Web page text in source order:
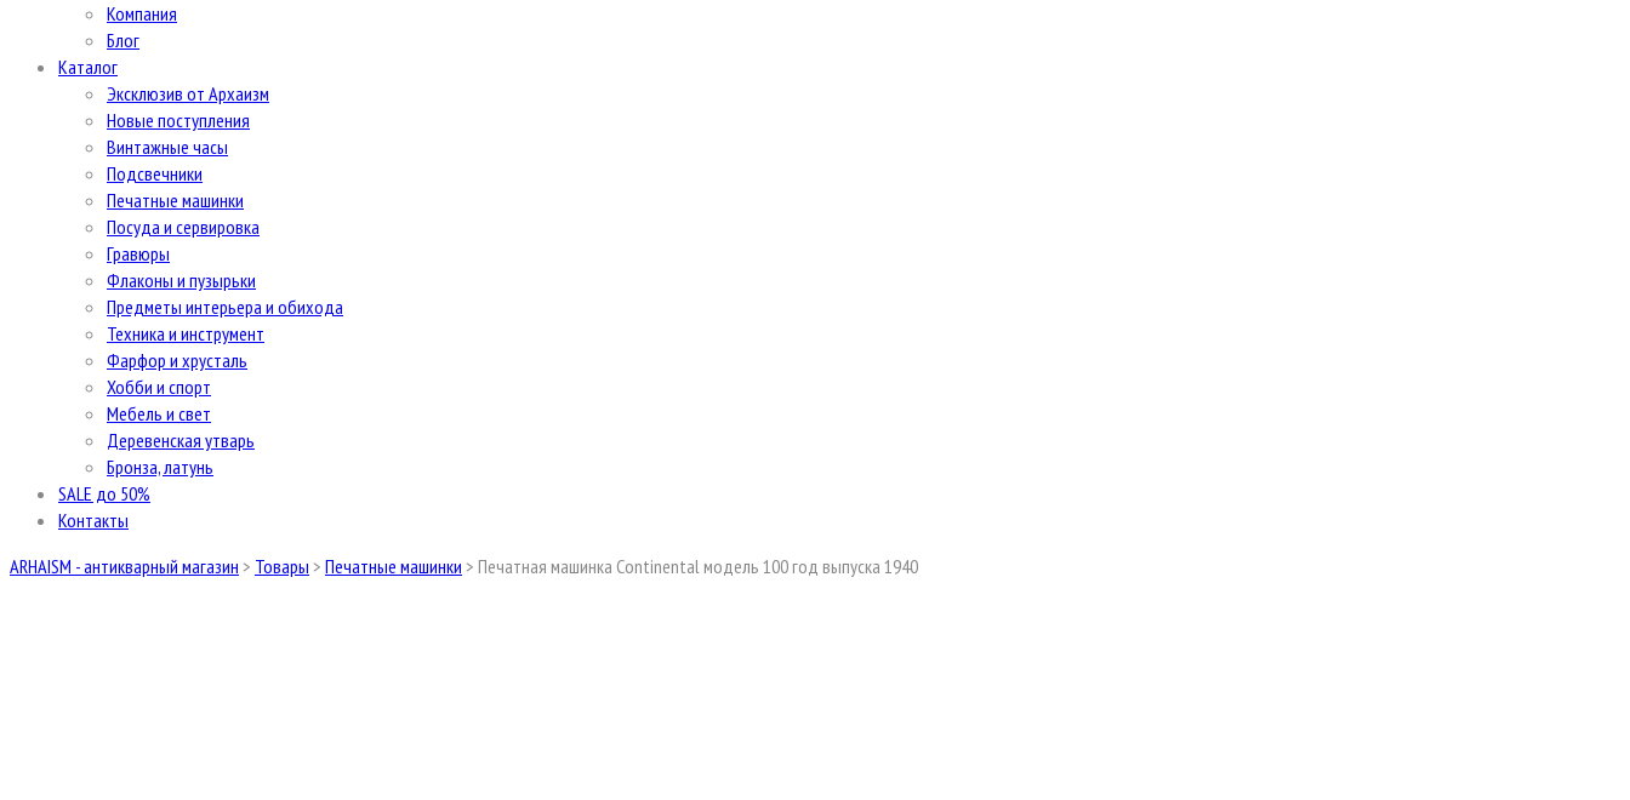
Компания
Блог
Каталог
Эксклюзив от Архаизм
Новые поступления
Винтажные часы
Подсвечники
Печатные машинки
Посуда и сервировка
Гравюры
Флаконы и пузырьки
Предметы интерьера и обихода
Техника и инструмент
Фарфор и хрусталь
Хобби и спорт
Мебель и свет
Деревенская утварь
Бронза, латунь
SALE до 50%
Контакты
ARHAISM - антикварный магазин > Товары > Печатные машинки > Печатная машинка Continental модель 100 год выпуска 1940